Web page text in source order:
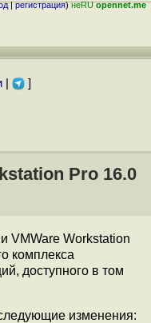
|регистрация)неRUopennet.me
| ]
Pro 16.0
VMWare Workstation
комплекса
доступного в том
изменения: